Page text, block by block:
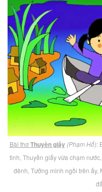
Bài thơThuyền giấy (Phạm Hổ):
tinh, Thuyền giấy vừa chạm
đênh, Tưởng mình ngồi trên ấy,